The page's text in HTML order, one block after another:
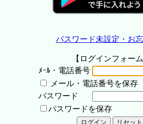
パスワード未設定・お
【ログインフォーム
ﾒｰﾙ・電話番号
メール・電話番号を保存
パスワード
パスワードを保存